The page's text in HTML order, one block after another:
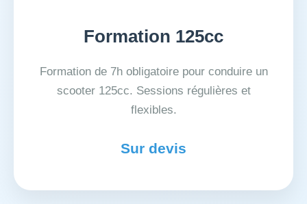
Formation 125cc
Formation de 7h obligatoire pour conduire un
scooter 125cc. Sessions régulières et
flexibles.
Sur devis